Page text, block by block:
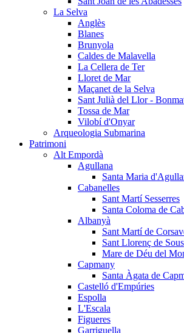
La Selva
Anglès
Blanes
Brunyola
Caldes de Malavella
La Cellera de Ter
Lloret de Mar
Maçanet de la Selva
Sant Julià del Llor -
Tossa de Mar
Vilobí d'Onyar
Arqueologia Submarina
Patrimoni
Alt Empordà
Agullana
Santa Maria
Cabanelles
Sant Martí Sesserres
Santa Coloma de
Albanyà
Sant Martí de
Sant Llorenç de Sous
Mare de Déu del
Capmany
Santa Àgata de
Castelló d'Empúries
Espolla
L'Escala
Figueres
Garriguella